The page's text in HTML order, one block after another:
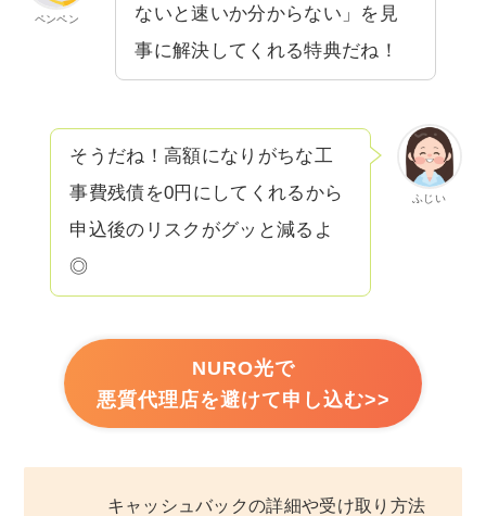
ペンペン
ないと速いか分からない」を見
事に解決してくれる特典だね！
ふじい
そうだね！高額になりがちな工
事費残債を0円にしてくれるから
申込後のリスクがグッと減るよ
◎
NURO光で
悪質代理店を避けて申し込む>>
キャッシュバックの詳細や受け取り方法